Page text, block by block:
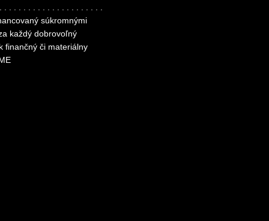
. . . . . . . . . . . . . . . . . . . . .
súkromnými
každý dobrovoľný
finančný či materiálny